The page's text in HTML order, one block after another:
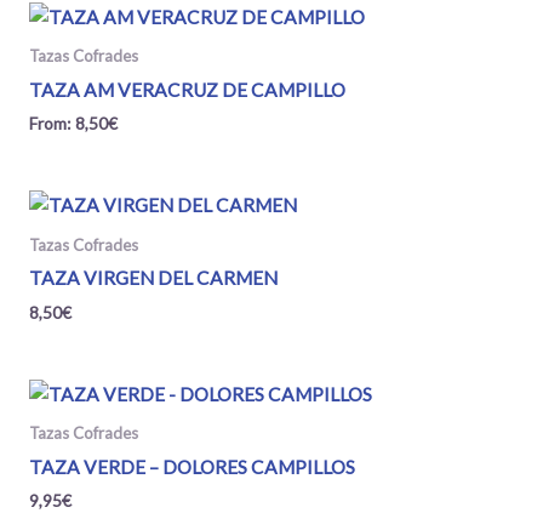
Tazas Cofrades
TAZA AM VERACRUZ DE CAMPILLO
From:8,50€
Tazas Cofrades
TAZA VIRGEN DEL CARMEN
8,50€
Tazas Cofrades
TAZA VERDE – DOLORES CAMPILLOS
9,95€